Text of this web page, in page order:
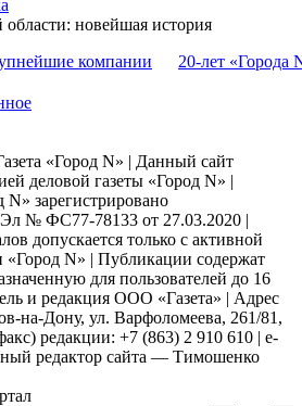
области: новейшая история
компании 20-лет «Города
«Город N» | Данный сайт
деловой газеты «Город N» |
N» зарегистрировано
Эл № ФС77-78133 от 27.03.2020 |
допускается только с активной
«Город N» | Публикации содержат
для пользователей до 16
и редакция ООО «Газета» | Адрес
на-Дону, ул. Варфоломеева, 261/81,
редакции: +7 (863) 2 910 610 | e-
редактор сайта — Тимошенко